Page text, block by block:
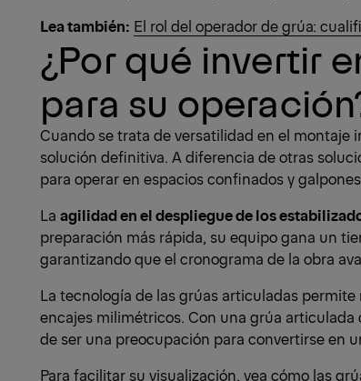
Lea también: El rol del operador de grúa:
¿Por qué invertir
para su
Cuando se trata de versatilidad en el montaje
solución definitiva. A diferencia de otras
para operar en espacios confinados y
La agilidad en el despliegue de los
preparación más rápida, su equipo gana un
garantizando que el cronograma de la obra
La tecnología de las grúas articuladas
encajes milimétricos. Con una grúa
de ser una preocupación para convertirse en
Para facilitar su visualización, vea cómo las